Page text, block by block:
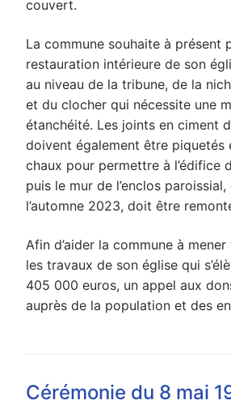
couvert.
La commune souhaite à présent
restauration intérieure de son
au niveau de la tribune, de la
et du clocher qui nécessite une
étanchéité. Les joints en ciment
doivent également être piquetés
chaux pour permettre à l’édifice
puis le mur de l’enclos
l’automne 2023, doit être
Afin d’aider la commune à
les travaux de son église qui
405 000 euros, un appel aux
auprès de la population et des
Cérémonie du 8 mai